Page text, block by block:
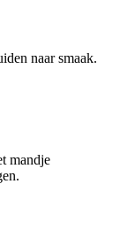
naar smaak.
mandje